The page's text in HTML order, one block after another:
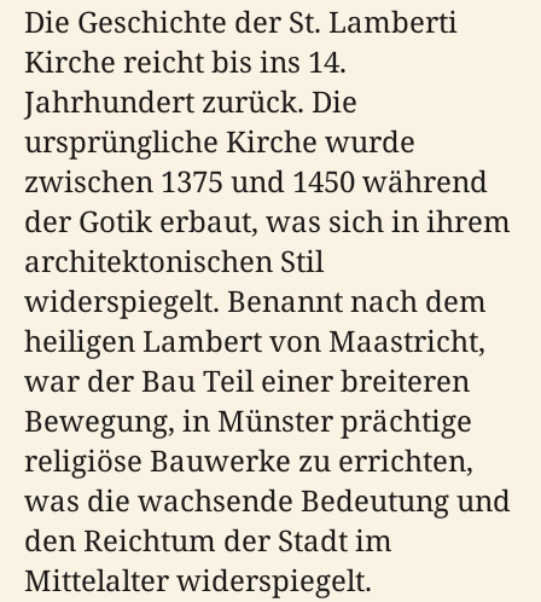
Die Geschichte der St. Lamberti
Kirche reicht bis ins 14.
Jahrhundert zurück. Die
ursprüngliche Kirche wurde
zwischen 1375 und 1450 während
der Gotik erbaut, was sich in ihrem
architektonischen Stil
widerspiegelt. Benannt nach dem
heiligen Lambert von Maastricht,
war der Bau Teil einer breiteren
Bewegung, in Münster prächtige
religiöse Bauwerke zu errichten,
was die wachsende Bedeutung und
den Reichtum der Stadt im
Mittelalter widerspiegelt.